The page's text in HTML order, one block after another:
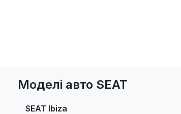
Моделі авто SEAT
SEAT Ibiza